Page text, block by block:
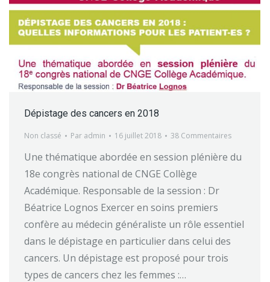
Dépistage des cancers en 2018
Non classé Par admin 16 juillet 2018 38 Commentaires
Une thématique abordée en session plénière du
18e congrès national de CNGE Collège
Académique. Responsable de la session : Dr
Béatrice Lognos Exercer en soins premiers
confère au médecin généraliste un rôle essentiel
dans le dépistage en particulier dans celui des
cancers. Un dépistage est proposé pour trois
types de cancers chez les femmes :…